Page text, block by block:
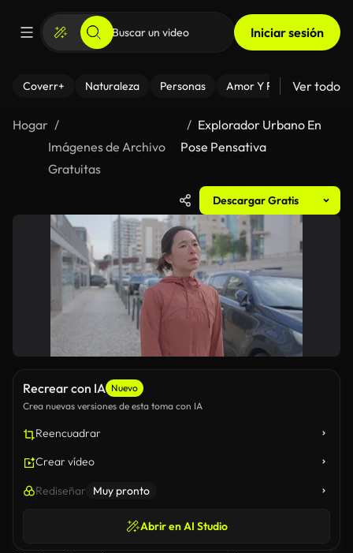
Iniciar sesión
Coverr+ Naturaleza Personas Amor Y Relaciones
Ver todo
Hogar
Imágenes de Archivo
Gratuitas
Explorador Urbano En
Pose Pensativa
Descargar Gratis
Recrear con IA Nuevo
Crea nuevas versiones de esta toma con IA
Reencuadrar
Crear vídeo
Rediseñar Muy pronto
Abrir en AI Studio